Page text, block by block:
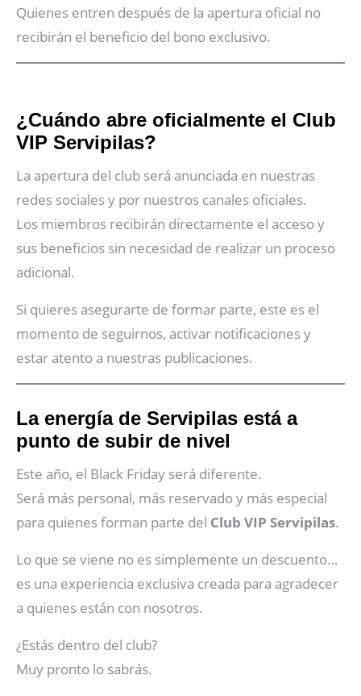
Quienes entren después de la apertura oficial no
recibirán el beneficio del bono exclusivo.
¿Cuándo abre oficialmente el Club
VIP Servipilas?
La apertura del club será anunciada en nuestras
redes sociales y por nuestros canales oficiales.
Los miembros recibirán directamente el acceso y
sus beneficios sin necesidad de realizar un proceso
adicional.
Si quieres asegurarte de formar parte, este es el
momento de seguirnos, activar notificaciones y
estar atento a nuestras publicaciones.
La energía de Servipilas está a
punto de subir de nivel
Este año, el Black Friday será diferente.
Será más personal, más reservado y más especial
para quienes forman parte del Club VIP Servipilas.
Lo que se viene no es simplemente un descuento…
es una experiencia exclusiva creada para agradecer
a quienes están con nosotros.
¿Estás dentro del club?
Muy pronto lo sabrás.